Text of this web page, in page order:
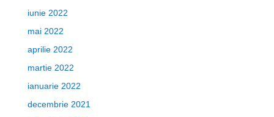
iunie 2022
mai 2022
aprilie 2022
martie 2022
ianuarie 2022
decembrie 2021